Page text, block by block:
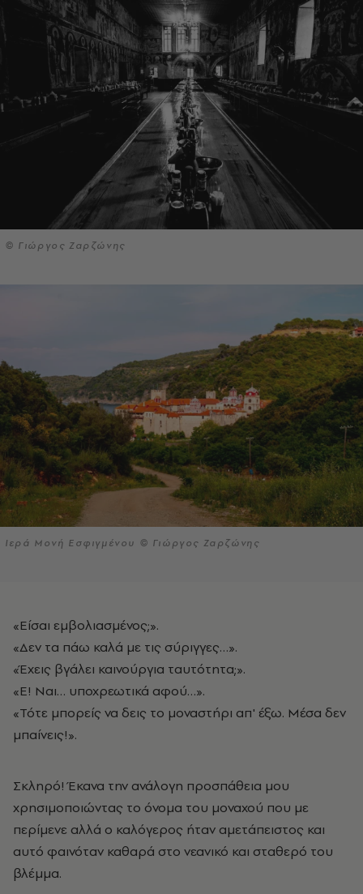
© Γιώργος Ζαρζώνης
Ιερά Μονή Εσφιγμένου © Γιώργος Ζαρζώνης
«Είσαι εμβολιασμένος;».
«Δεν τα πάω καλά με τις σύριγγες…».
«Έχεις βγάλει καινούργια ταυτότητα;».
«Ε! Ναι… υποχρεωτικά αφού…».
«Τότε μπορείς να δεις το μοναστήρι απ' έξω. Μέσα δεν
μπαίνεις!».
Σκληρό! Έκανα την ανάλογη προσπάθεια μου
χρησιμοποιώντας το όνομα του μοναχού που με
περίμενε αλλά ο καλόγερος ήταν αμετάπειστος και
αυτό φαινόταν καθαρά στο νεανικό και σταθερό του
βλέμμα.